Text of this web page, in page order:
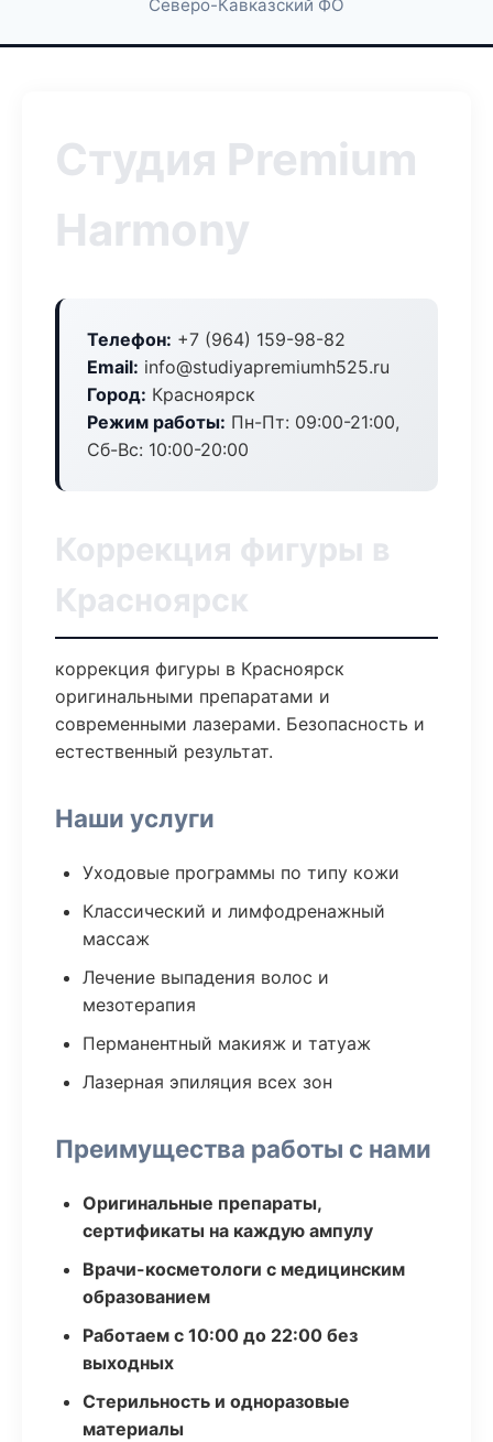
Северо-Кавказский ФО
Студия Premium
Harmony
Телефон: +7 (964) 159-98-82
Email: info@studiyapremiumh525.ru
Город: Красноярск
Режим работы: Пн-Пт: 09:00-21:00,
Сб-Вс: 10:00-20:00
Коррекция фигуры в
Красноярск
коррекция фигуры в Красноярск
оригинальными препаратами и
современными лазерами. Безопасность и
естественный результат.
Наши услуги
Уходовые программы по типу кожи
Классический и лимфодренажный
массаж
Лечение выпадения волос и
мезотерапия
Перманентный макияж и татуаж
Лазерная эпиляция всех зон
Преимущества работы с нами
Оригинальные препараты,
сертификаты на каждую ампулу
Врачи-косметологи с медицинским
образованием
Работаем с 10:00 до 22:00 без
выходных
Стерильность и одноразовые
материалы